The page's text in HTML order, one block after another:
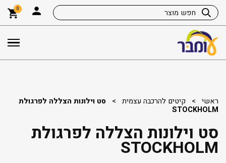
0
ראשי > קיטים להרכבה עצמית >
סט וילונות הצללה לפרגולת
STOCKHOLM
סט וילונות הצללה לפרגולת
STOCKHOLM